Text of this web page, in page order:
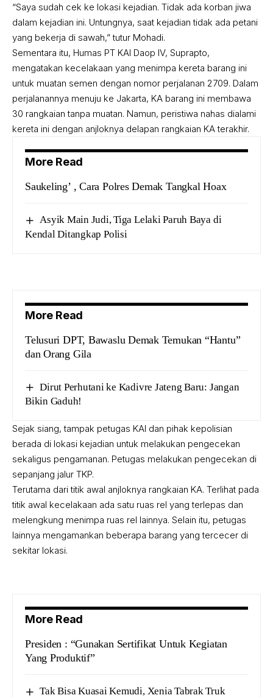
“Saya sudah cek ke lokasi kejadian. Tidak ada korban jiwa
dalam kejadian ini. Untungnya, saat kejadian tidak ada petani
yang bekerja di sawah,” tutur Mohadi.
Sementara itu, Humas PT KAI Daop IV, Suprapto,
mengatakan kecelakaan yang menimpa kereta barang ini
untuk muatan semen dengan nomor perjalanan 2709. Dalam
perjalanannya menuju ke Jakarta, KA barang ini membawa
30 rangkaian tanpa muatan. Namun, peristiwa nahas dialami
kereta ini dengan anjloknya delapan rangkaian KA terakhir.
More Read
Saukeling’ , Cara Polres Demak Tangkal Hoax
Asyik Main Judi, Tiga Lelaki Paruh Baya di
Kendal Ditangkap Polisi
More Read
Telusuri DPT, Bawaslu Demak Temukan “Hantu”
dan Orang Gila
Dirut Perhutani ke Kadivre Jateng Baru: Jangan
Bikin Gaduh!
Sejak siang, tampak petugas KAI dan pihak kepolisian
berada di lokasi kejadian untuk melakukan pengecekan
sekaligus pengamanan. Petugas melakukan pengecekan di
sepanjang jalur TKP.
Terutama dari titik awal anjloknya rangkaian KA. Terlihat pada
titik awal kecelakaan ada satu ruas rel yang terlepas dan
melengkung menimpa ruas rel lainnya. Selain itu, petugas
lainnya mengamankan beberapa barang yang tercecer di
sekitar lokasi.
More Read
Presiden : “Gunakan Sertifikat Untuk Kegiatan
Yang Produktif”
Tak Bisa Kuasai Kemudi, Xenia Tabrak Truk